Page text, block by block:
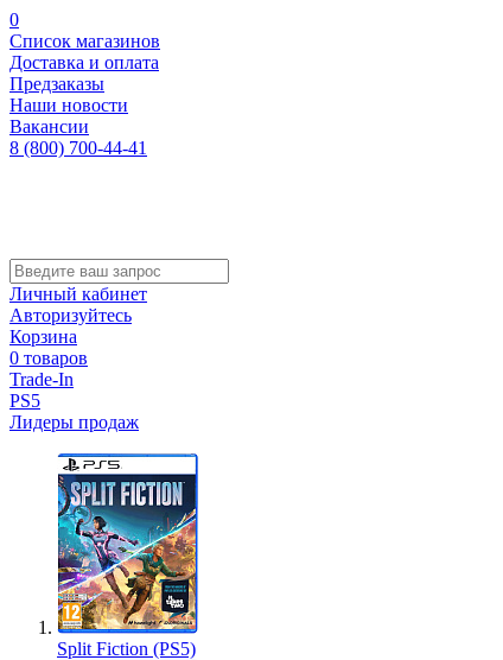
0
Список магазинов
Доставка и оплата
Предзаказы
Наши новости
Вакансии
8 (800) 700-44-41
Личный кабинет
Авторизуйтесь
Корзина
0 товаров
Trade-In
PS5
Лидеры продаж
Split Fiction (PS5)